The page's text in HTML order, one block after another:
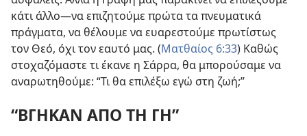
κάτι άλλο​—να επιζητούμε πρώτα τα πνευματικά
πράγματα, να θέλουμε να ευαρεστούμε πρωτίστως
τον Θεό, όχι τον εαυτό μας. (Ματθαίος 6:33) Καθώς
στοχαζόμαστε τι έκανε η Σάρρα, θα μπορούσαμε να
αναρωτηθούμε: “Τι θα επιλέξω εγώ στη ζωή;”
“ΒΓΗΚΑΝ ΑΠΟ ΤΗ ΓΗ”